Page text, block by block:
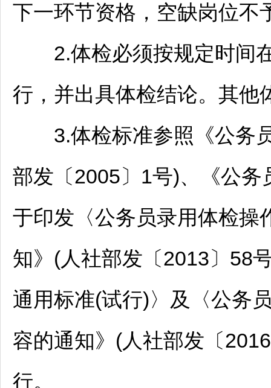
下一环节资格，空缺岗位不
2.体检必须按规定时间在
行，并出具体检结论。其他
3.体检标准参照《公务
部发〔2005〕1号)、《公务
于印发〈公务员录用体检操
知》(人社部发〔2013〕58
通用标准(试行)〉及〈公务
容的通知》(人社部发〔
行。